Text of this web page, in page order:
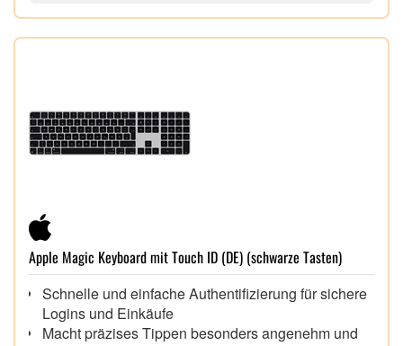
Apple Magic Keyboard mit Touch ID (DE) (schwarze Tasten)
Schnelle und einfache Authentifizierung für sichere
Logins und Einkäufe
Macht präzises Tippen besonders angenehm und